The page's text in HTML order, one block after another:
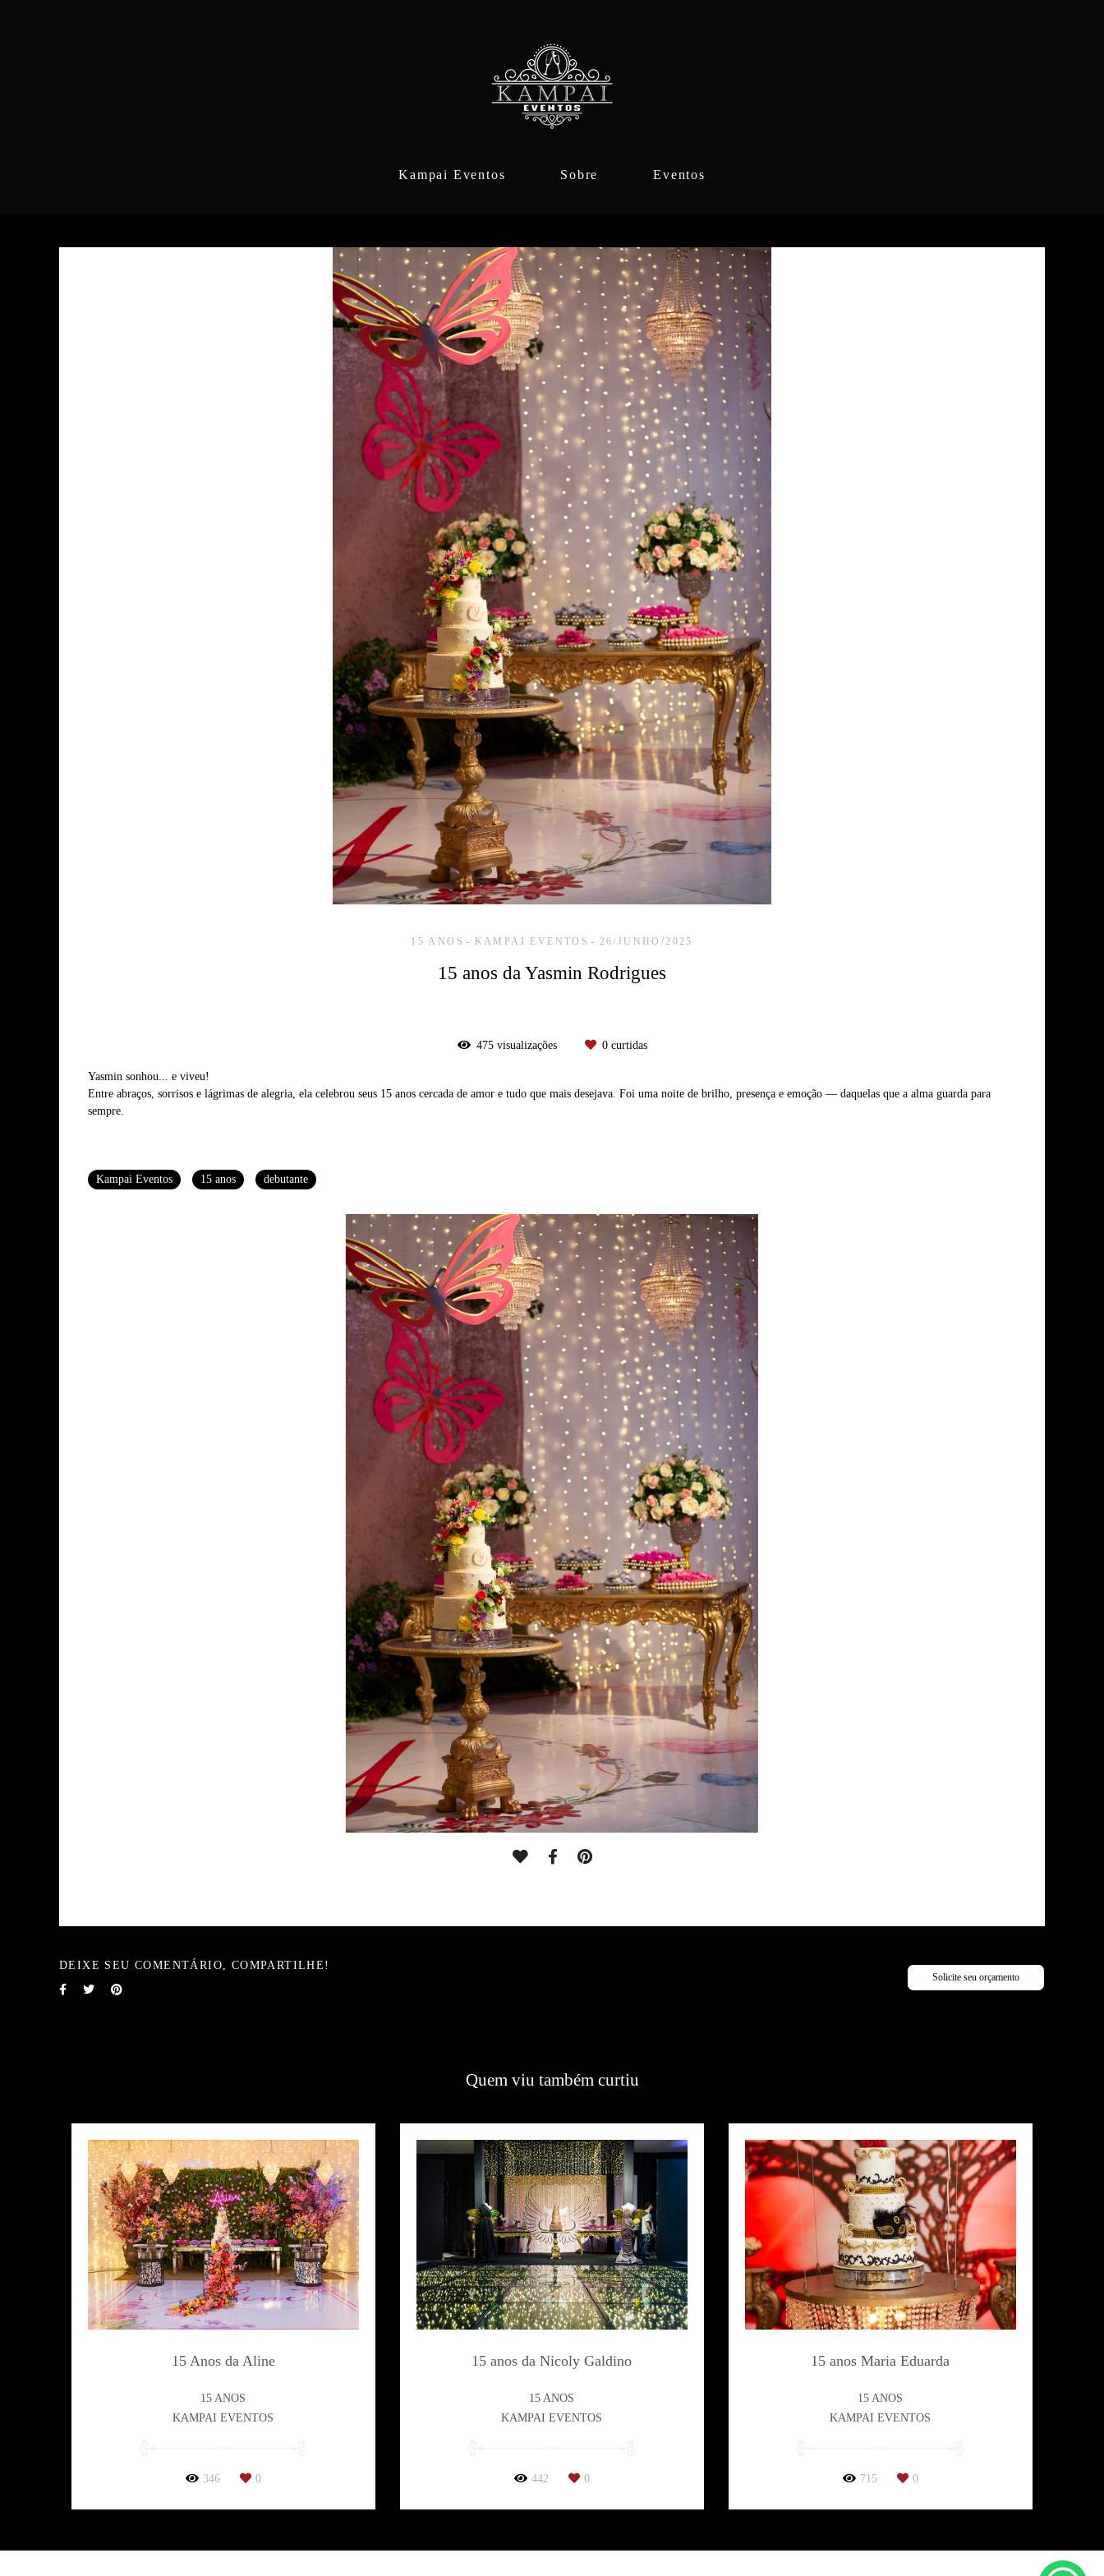
Kampai Eventos Sobre Eventos
15 ANOS KAMPAI EVENTOS 26/JUNHO/2025
15 anos da Yasmin Rodrigues
475visualizações 0curtidas
Yasmin sonhou... e viveu!
Entre abraços, sorrisos e lágrimas de alegria, ela celebrou seus 15 anos cercada de amor e tudo que mais desejava. Foi uma noite de brilho, presença e emoção — daquelas que a alma guarda para
sempre.
Kampai Eventos 15 anos debutante
DEIXE SEU COMENTÁRIO, COMPARTILHE!
Solicite seu orçamento
Quem viu também curtiu
15 Anos da Aline
15 ANOS
KAMPAI EVENTOS
346 0
15 anos da Nicoly Galdino
15 ANOS
KAMPAI EVENTOS
442 0
15 anos Maria Eduarda
15 ANOS
KAMPAI EVENTOS
715 0